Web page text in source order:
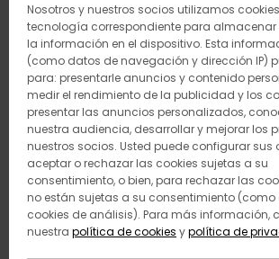
Nosotros y nuestros socios utilizamos
tecnología correspondiente para
la información en el dispositivo. Esta
(como datos de navegación y dirección IP)
para: presentarle anuncios y contenido
medir el rendimiento de la publicidad y los
presentar las anuncios personalizados,
nuestra audiencia, desarrollar y mejorar los
nuestros socios. Usted puede configurar sus
aceptar o rechazar las cookies sujetas a su
consentimiento, o bien, para rechazar las
no están sujetas a su consentimiento
cookies de análisis). Para más información,
nuestra política de cookies ypolítica de